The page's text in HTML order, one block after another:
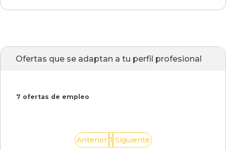
Ofertas que se adaptan a tu perfil profesional
7 ofertas de empleo
Anterior 1 Siguiente